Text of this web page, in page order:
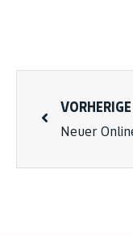
VORHERIGE